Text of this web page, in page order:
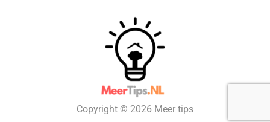
Copyright © 2026 Meer tips